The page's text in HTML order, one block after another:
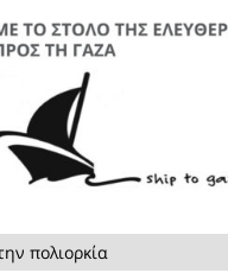
πολιορκία